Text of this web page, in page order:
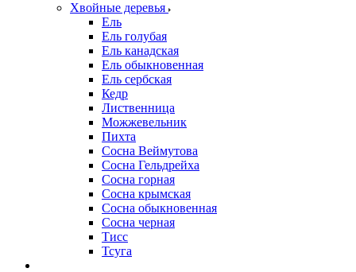
Хвойные деревья
Ель
Ель голубая
Ель канадская
Ель обыкновенная
Ель сербская
Кедр
Лиственница
Можжевельник
Пихта
Сосна Веймутова
Сосна Гельдрейха
Сосна горная
Сосна крымская
Сосна обыкновенная
Сосна черная
Тисс
Тсуга